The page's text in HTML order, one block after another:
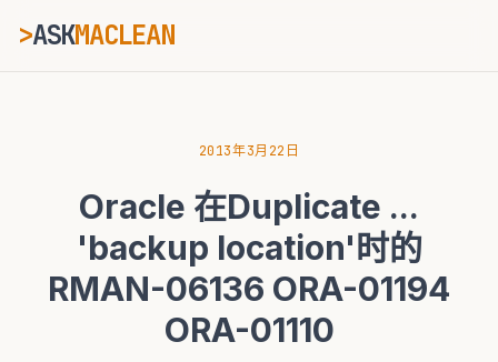
>ASKMACLEAN_
⌘K Ctrl+K
2013年3月22日
Oracle 在Duplicate ...
'backup location'时的
RMAN-06136 ORA-01194
ORA-01110